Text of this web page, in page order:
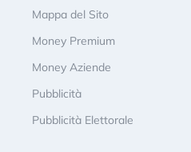
Mappa del Sito
Money Premium
Money Aziende
Pubblicità
Pubblicità Elettorale